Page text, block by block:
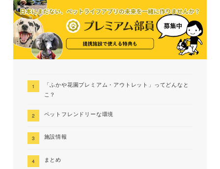
「ふかや花園プレミアム・アウトレット」ってどんなと
こ？
ペットフレンドリーな環境
施設情報
まとめ